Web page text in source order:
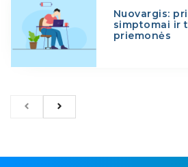
Nuovargis:
simptomai ir
priemonės